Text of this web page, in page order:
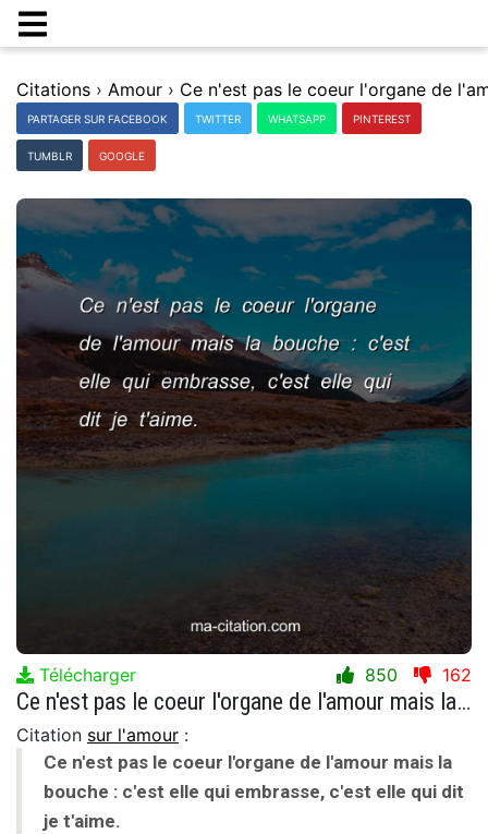
Citations › Amour ›
PARTAGER SUR FACEBOOK TWITTER WHATSAPP PINTEREST
TUMBLR GOOGLE
Télécharger 850 162
Ce n'est pas le coeur l'organe de l'amour mais la bouche : c'est elle qui embrasse, c'est elle qui dit je t'aime.
Citation sur l'amour :
Ce n'est pas le coeur l'organe de l'amour mais la
bouche : c'est elle qui embrasse, c'est elle qui dit
je t'aime.